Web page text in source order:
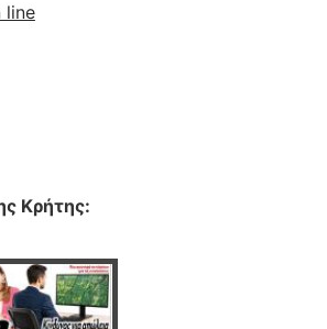
line
Κρήτης: